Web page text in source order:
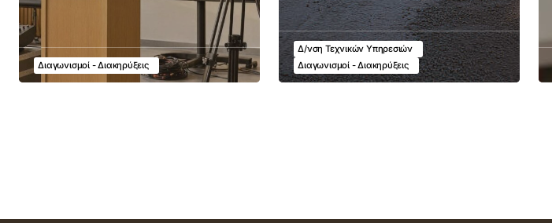
Διαγωνισμοί - Διακηρύξεις
Δ/νση Τεχνικών Υπηρεσιών
Διαγωνισμοί - Διακηρύξεις